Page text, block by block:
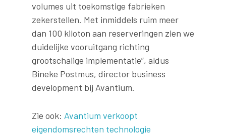
volumes uit toekomstige fabrieken
zekerstellen. Met inmiddels ruim meer
dan 100 kiloton aan reserveringen zien we
duidelijke vooruitgang richting
grootschalige implementatie”, aldus
Bineke Postmus, director business
development bij Avantium.
Zie ook: Avantium verkoopt
eigendomsrechten technologie